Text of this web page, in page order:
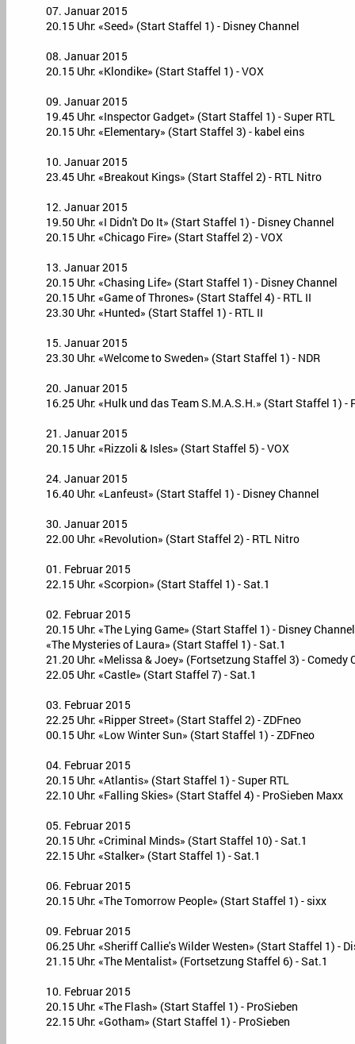
07. Januar 2015
20.15 Uhr: «Seed» (Start Staffel 1) - Disney Channel
08. Januar 2015
20.15 Uhr: «Klondike» (Start Staffel 1) - VOX
09. Januar 2015
19.45 Uhr: «Inspector Gadget» (Start Staffel 1) - Super RTL
20.15 Uhr: «Elementary» (Start Staffel 3) - kabel eins
10. Januar 2015
23.45 Uhr: «Breakout Kings» (Start Staffel 2) - RTL Nitro
12. Januar 2015
19.50 Uhr: «I Didn't Do It» (Start Staffel 1) - Disney Channel
20.15 Uhr: «Chicago Fire» (Start Staffel 2) - VOX
13. Januar 2015
20.15 Uhr: «Chasing Life» (Start Staffel 1) - Disney Channel
20.15 Uhr: «Game of Thrones» (Start Staffel 4) - RTL II
23.30 Uhr: «Hunted» (Start Staffel 1) - RTL II
15. Januar 2015
23.30 Uhr: «Welcome to Sweden» (Start Staffel 1) - NDR
20. Januar 2015
16.25 Uhr: «Hulk und das Team S.M.A.S.H.» (Start Staffel 1) -
21. Januar 2015
20.15 Uhr: «Rizzoli & Isles» (Start Staffel 5) - VOX
24. Januar 2015
16.40 Uhr: «Lanfeust» (Start Staffel 1) - Disney Channel
30. Januar 2015
22.00 Uhr: «Revolution» (Start Staffel 2) - RTL Nitro
01. Februar 2015
22.15 Uhr: «Scorpion» (Start Staffel 1) - Sat.1
02. Februar 2015
20.15 Uhr: «The Lying Game» (Start Staffel 1) - Disney Channel
«The Mysteries of Laura» (Start Staffel 1) - Sat.1
21.20 Uhr: «Melissa & Joey» (Fortsetzung Staffel 3) - Comedy
22.05 Uhr: «Castle» (Start Staffel 7) - Sat.1
03. Februar 2015
22.25 Uhr: «Ripper Street» (Start Staffel 2) - ZDFneo
00.15 Uhr: «Low Winter Sun» (Start Staffel 1) - ZDFneo
04. Februar 2015
20.15 Uhr: «Atlantis» (Start Staffel 1) - Super RTL
22.10 Uhr: «Falling Skies» (Start Staffel 4) - ProSieben Maxx
05. Februar 2015
20.15 Uhr: «Criminal Minds» (Start Staffel 10) - Sat.1
22.15 Uhr: «Stalker» (Start Staffel 1) - Sat.1
06. Februar 2015
20.15 Uhr: «The Tomorrow People» (Start Staffel 1) - sixx
09. Februar 2015
06.25 Uhr: «Sheriff Callie's Wilder Westen» (Start Staffel 1) -
21.15 Uhr: «The Mentalist» (Fortsetzung Staffel 6) - Sat.1
10. Februar 2015
20.15 Uhr: «The Flash» (Start Staffel 1) - ProSieben
22.15 Uhr: «Gotham» (Start Staffel 1) - ProSieben